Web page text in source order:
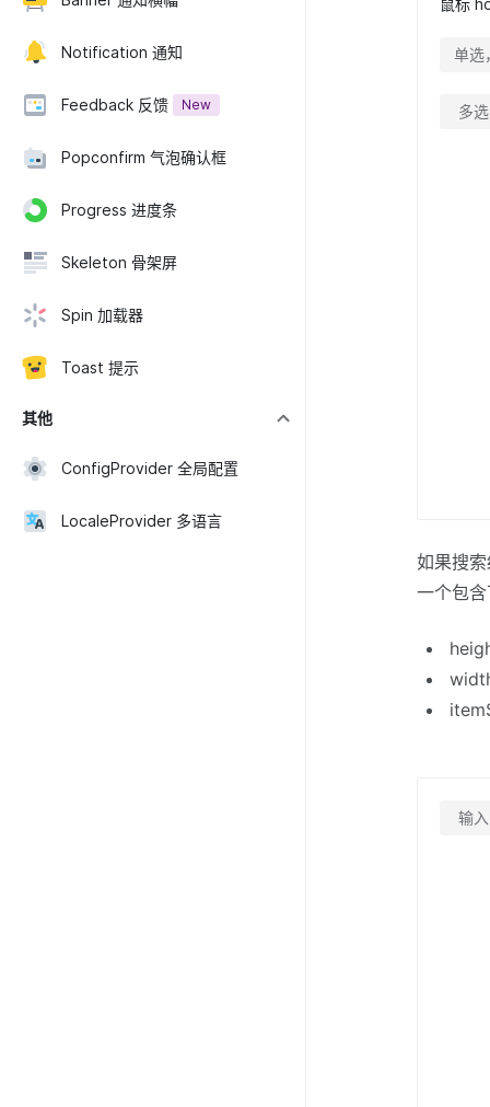
Notification 通知
Feedback 反馈 New
Popconfirm 气泡确认框
Progress 进度条
Skeleton 骨架屏
Spin 加载器
Toast 提示
其他
ConfigProvider 全局配置
LocaleProvider 多语言
单选
如果搜
一个包